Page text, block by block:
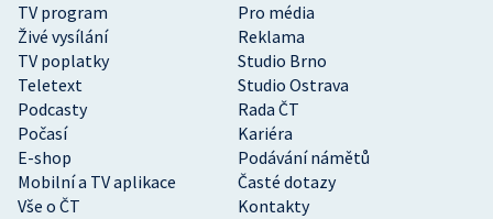
TV program
Pro média
Živé vysílání
Reklama
TV poplatky
Studio Brno
Teletext
Studio Ostrava
Podcasty
Rada ČT
Počasí
Kariéra
E-shop
Podávání námětů
Mobilní a TV aplikace
Časté dotazy
Vše o ČT
Kontakty